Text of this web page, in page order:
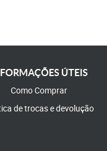
ÚTEIS
Como Comprar
de trocas e devolução